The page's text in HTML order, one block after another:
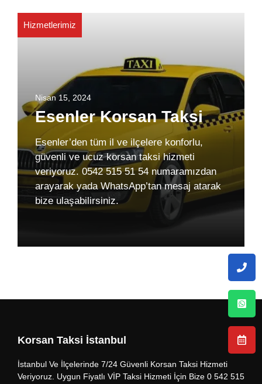
Hizmetlerimiz
Nisan 15, 2024
Esenler Korsan Taksi
Esenler’den tüm il ve ilçelere konforlu,
güvenli ve ucuz korsan taksi hizmeti
veriyoruz. 0542 515 51 54 numaramızdan
arayarak yada WhatsApp’tan mesaj atarak
bize ulaşabilirsiniz.
Korsan Taksi İstanbul
İstanbul Ve İlçelerinde 7/24 Güvenli Korsan Taksi Hizmeti
Veriyoruz. Uygun Fiyatlı VİP Taksi Hizmeti İçin Bize 0 542 515